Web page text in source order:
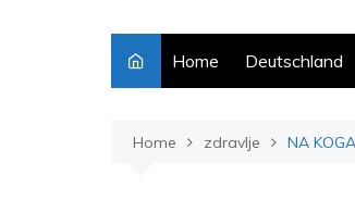
Home Deutschland
Home zdravlje NA